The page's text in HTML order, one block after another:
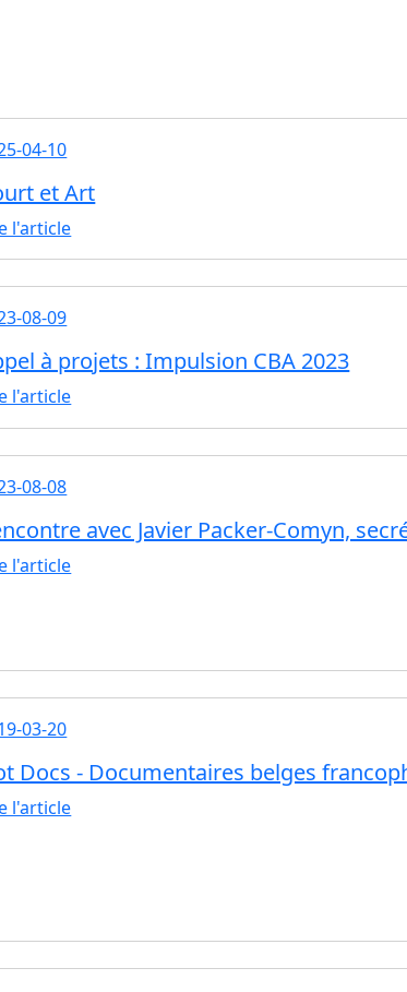
04-10
et Art
l'article
08-09
à projets : Impulsion CBA 2023
l'article
08-08
avec Javier Packer-Comyn,
l'article
03-20
Docs - Documentaires belges
l'article